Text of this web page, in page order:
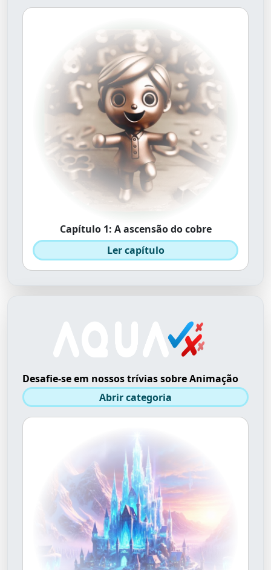
Capítulo 1: A ascensão do cobre
Ler capítulo
Desafie-se em nossos trívias sobre Animação
Abrir categoria